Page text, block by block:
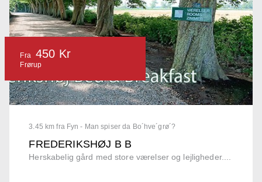
3.45 km fra Fyn - Man spiser da Bo´hve´grø´?
FREDERIKSHØJ B B
Herskabelig gård med store værelser og lejligheder....
Fra 450 Kr
Frørup